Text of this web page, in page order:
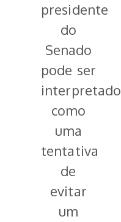
presidente
do
Senado
pode ser
interpretado
como
uma
tentativa
de
evitar
um